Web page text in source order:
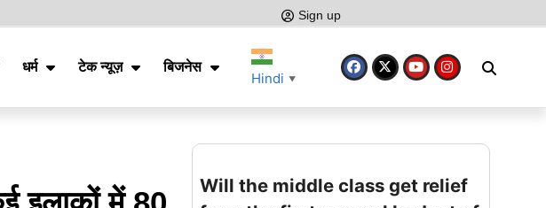
Sign up
धर्म टेक न्यूज़ बिजनेस
Hindi ▼
Will the middle class get relief